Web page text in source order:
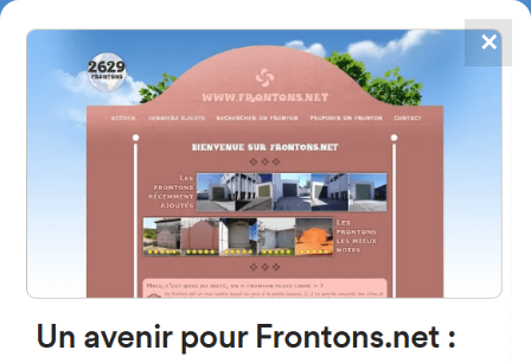
FRONTONS.NET
RECHERCHER UN FRONTON
PROPOSER UN FRONTON
4867
frontons
✕